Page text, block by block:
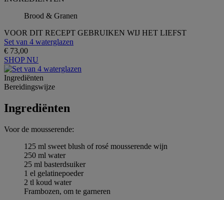
Brood & Granen
VOOR DIT RECEPT GEBRUIKEN WIJ HET LIEFST
Set van 4 waterglazen
€ 73,00
SHOP NU
Ingrediёnten
Bereidingswijze
Ingrediёnten
Voor de mousserende:
125 ml sweet blush of rosé mousserende wijn
250 ml water
25 ml basterdsuiker
1 el gelatinepoeder
2 tl koud water
Frambozen, om te garneren